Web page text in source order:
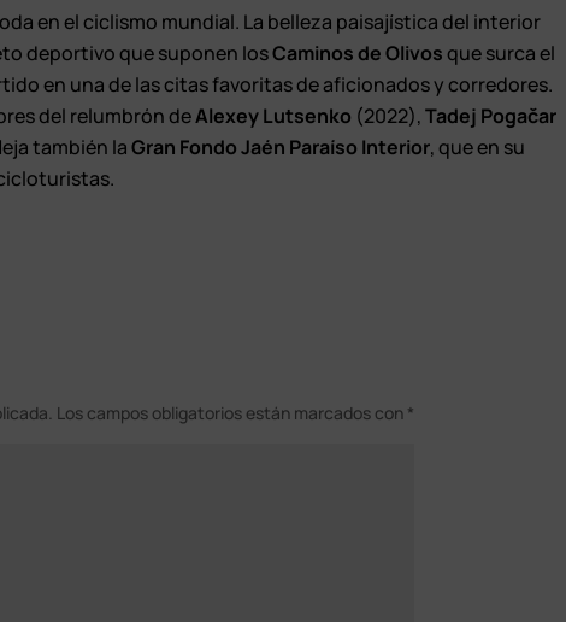
en el ciclismo mundial. La belleza paisajística del interior
deportivo que suponen losCaminos de Olivosque surca el
en una de las citas favoritas de aficionados y corredores.
del relumbrón deAlexey Lutsenko (2022),Tadej Pogačar
también laGran Fondo Jaén Paraíso Interior, que en su
Los campos obligatorios están marcados con *